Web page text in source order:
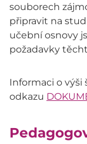
souborech
připravit na
učební osnovy
požadavky
Informaci o výši
odkazu